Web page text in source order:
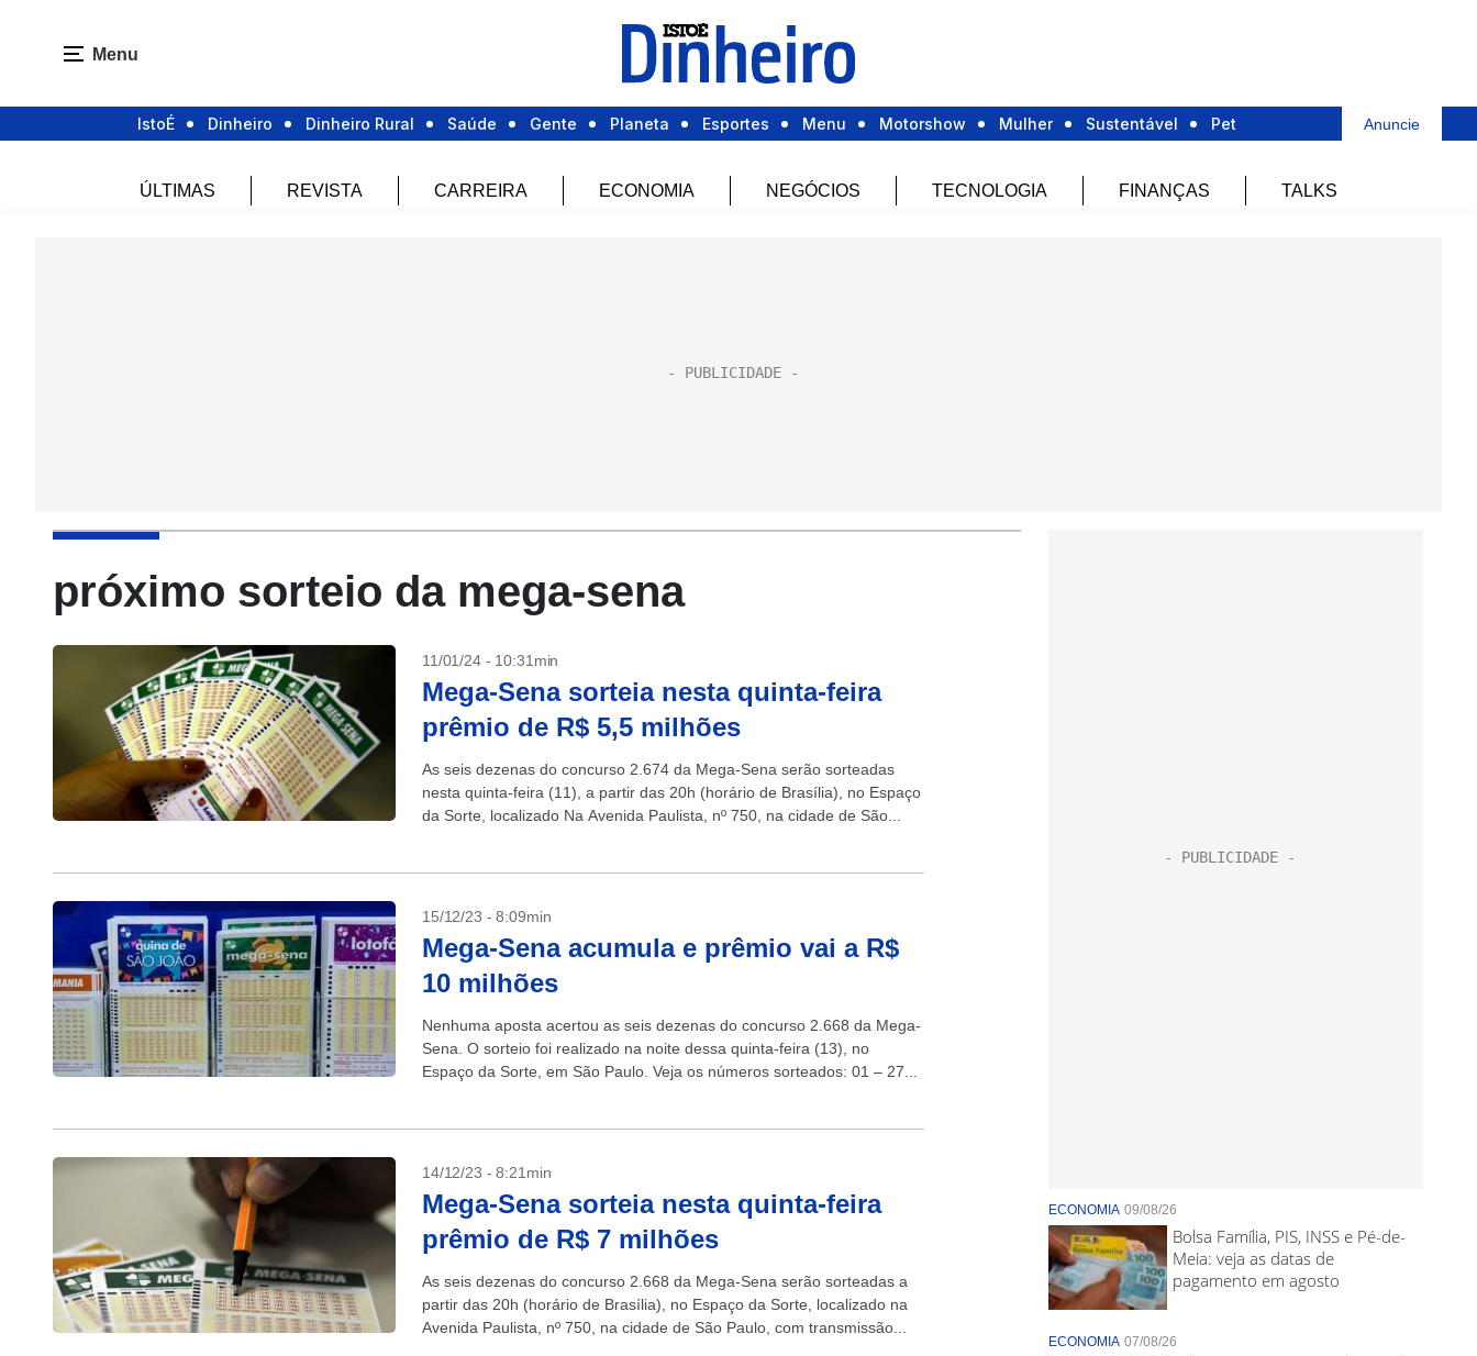
Menu
IstoÉ Dinheiro Dinheiro Rural Saúde Gente Planeta Esportes Menu Motorshow Mulher Sustentável Pet Anuncie
ÚLTIMAS REVISTA CARREIRA ECONOMIA NEGÓCIOS TECNOLOGIA FINANÇAS TALKS
próximo sorteio da mega-sena
11/01/24 - 10:31min
Mega-Sena sorteia nesta quinta-feira
prêmio de R$ 5,5 milhões
As seis dezenas do concurso 2.674 da Mega-Sena serão sorteadas
nesta quinta-feira (11), a partir das 20h (horário de Brasília), no Espaço
da Sorte, localizado Na Avenida Paulista, nº 750, na cidade de São...
15/12/23 - 8:09min
Mega-Sena acumula e prêmio vai a R$
10 milhões
Nenhuma aposta acertou as seis dezenas do concurso 2.668 da Mega-
Sena. O sorteio foi realizado na noite dessa quinta-feira (13), no
Espaço da Sorte, em São Paulo. Veja os números sorteados: 01 – 27...
14/12/23 - 8:21min
Mega-Sena sorteia nesta quinta-feira
prêmio de R$ 7 milhões
As seis dezenas do concurso 2.668 da Mega-Sena serão sorteadas a
partir das 20h (horário de Brasília), no Espaço da Sorte, localizado na
Avenida Paulista, nº 750, na cidade de São Paulo, com transmissão...
ECONOMIA 09/08/26
Bolsa Família, PIS, INSS e Pé-de-
Meia: veja as datas de
pagamento em agosto
ECONOMIA 07/08/26